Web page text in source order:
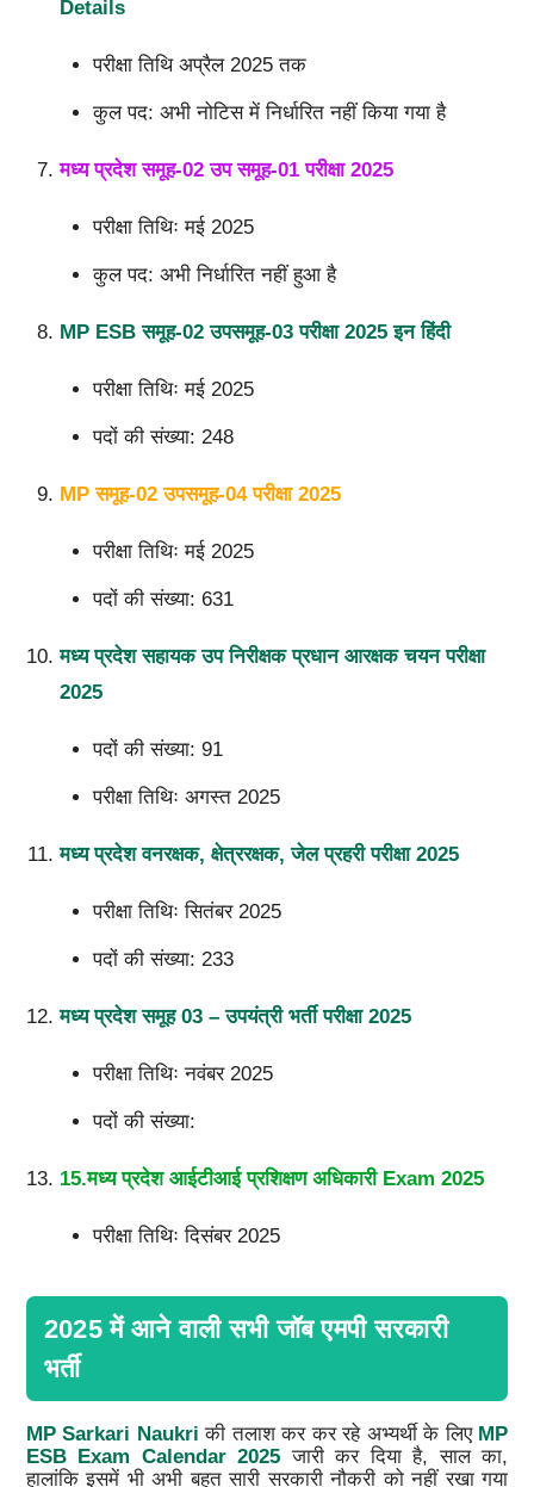
Details
परीक्षा तिथि अप्रैल 2025 तक
कुल पद: अभी नोटिस में निर्धारित नहीं किया गयाहै
मध्य प्रदेश समूह-02 उप समूह-01 परीक्षा 2025
परीक्षा तिथिः मई 2025
कुल पद: अभी निर्धारित नहीं हुआहै
MP ESB समूह-02 उपसमूह-03 परीक्षा 2025 इन हिंदी
परीक्षा तिथिः मई 2025
पदों की संख्या: 248
MP समूह-02 उपसमूह-04 परीक्षा 2025
परीक्षा तिथिः मई 2025
पदों की संख्या: 631
मध्य प्रदेश सहायक उप निरीक्षक प्रधान आरक्षक चयन परीक्षा
2025
पदों की संख्या: 91
परीक्षा तिथिः अगस्त 2025
मध्य प्रदेश वनरक्षक, क्षेत्ररक्षक, जेल प्रहरी परीक्षा 2025
परीक्षा तिथिः सितंबर 2025
पदों की संख्या: 233
मध्य प्रदेश समूह 03 – उपयंत्री भर्ती परीक्षा 2025
परीक्षा तिथिः नवंबर 2025
पदों की संख्या:
15.मध्य प्रदेश आईटीआई प्रशिक्षण अधिकारी Exam 2025
परीक्षा तिथिः दिसंबर 2025
2025 में आने वाली सभी जॉब एमपी सरकारी
भर्ती
MP Sarkari Naukri की तलाश कर कर रहे अभ्यर्थी के लिए MP
ESB Exam Calendar 2025जारी कर दिया है, साल का,
हालांकि इसमें भी अभी बहुत सारी सरकारी नौकरी को नहीं रखा गया